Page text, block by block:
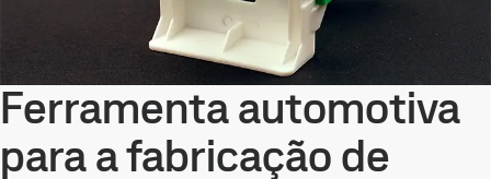
Ferramenta automotiva
para a fabricação de